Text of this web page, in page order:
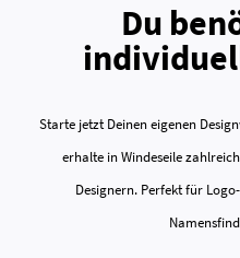
Du
Starte jetzt Deinen eigenen
erhalte in Windeseile
Designern. Perfekt für